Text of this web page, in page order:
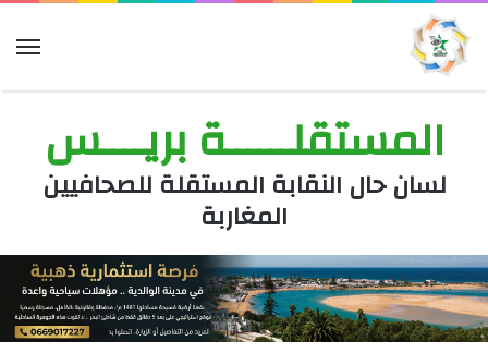
المستقلــــــة بريــــس
لسان حال النقابة المستقلة للصحافيين
المغاربة